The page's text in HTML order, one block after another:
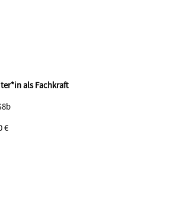
als Fachkraft
€